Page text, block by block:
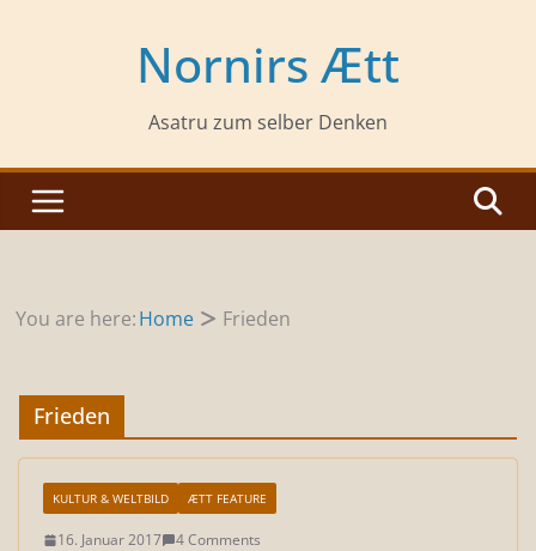
Nornirs Ætt
Asatru zum selber Denken
You are here:Home Frieden
Frieden
KULTUR & WELTBILD ÆTT FEATURE
16. Januar 2017 4 Comments